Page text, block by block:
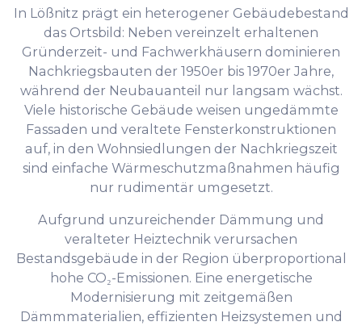
In Lößnitz prägt ein heterogener Gebäudebestand
das Ortsbild: Neben vereinzelt erhaltenen
Gründerzeit- und Fachwerkhäusern dominieren
Nachkriegsbauten der 1950er bis 1970er Jahre,
während der Neubauanteil nur langsam wächst.
Viele historische Gebäude weisen ungedämmte
Fassaden und veraltete Fensterkonstruktionen
auf, in den Wohnsiedlungen der Nachkriegszeit
sind einfache Wärmeschutzmaßnahmen häufig
nur rudimentär umgesetzt.
Aufgrund unzureichender Dämmung und
veralteter Heiztechnik verursachen
Bestandsgebäude in der Region überproportional
hohe CO₂-Emissionen. Eine energetische
Modernisierung mit zeitgemäßen
Dämmmaterialien, effizienten Heizsystemen und